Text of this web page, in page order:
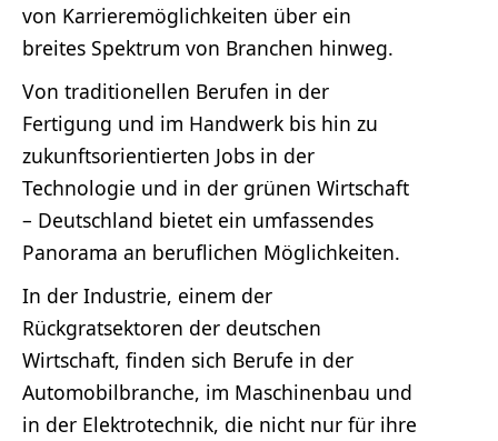
von Karrieremöglichkeiten über ein
breites Spektrum von Branchen hinweg.
Von traditionellen Berufen in der
Fertigung und im Handwerk bis hin zu
zukunftsorientierten Jobs in der
Technologie und in der grünen Wirtschaft
– Deutschland bietet ein umfassendes
Panorama an beruflichen Möglichkeiten.
In der Industrie, einem der
Rückgratsektoren der deutschen
Wirtschaft, finden sich Berufe in der
Automobilbranche, im Maschinenbau und
in der Elektrotechnik, die nicht nur für ihre